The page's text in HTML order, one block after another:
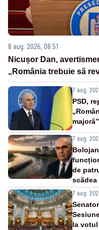
8 aug. 2026, 08:51
Nicușor Dan,
„România trebuie să
7 aug.
PSD,
majoră”
7 aug.
de
scădea
7 aug.
la votul